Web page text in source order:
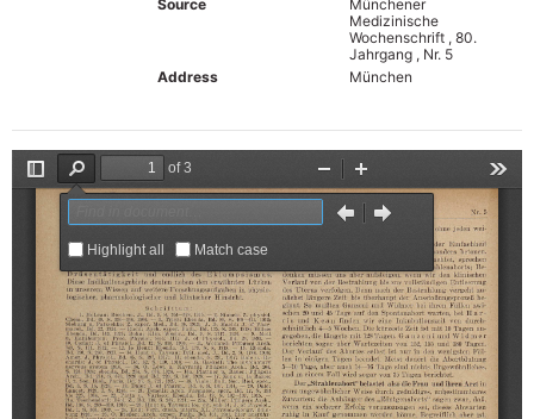
Source
Münchener
Medizinische
Wochenschrift , 80.
Jahrgang , Nr. 5
Address
München